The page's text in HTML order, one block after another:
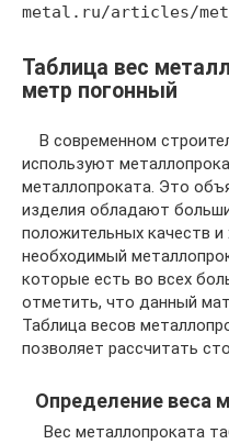
metal.ru/articles/
Таблица вес
метр погонный
В современном
используют
металлопроката. Это
изделия обладают
положительных качеств и
необходимый
которые есть во всех
отметить, что данный
Таблица весов
позволяет рассчитать
Определение веса
Вес металлопроката